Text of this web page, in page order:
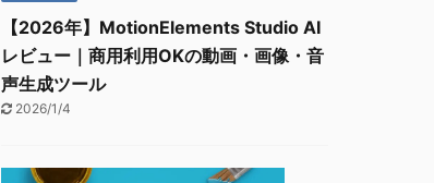
【2026年】MotionElements Studio AI
レビュー｜商用利用OKの動画・画像・音
声生成ツール
2026/1/4